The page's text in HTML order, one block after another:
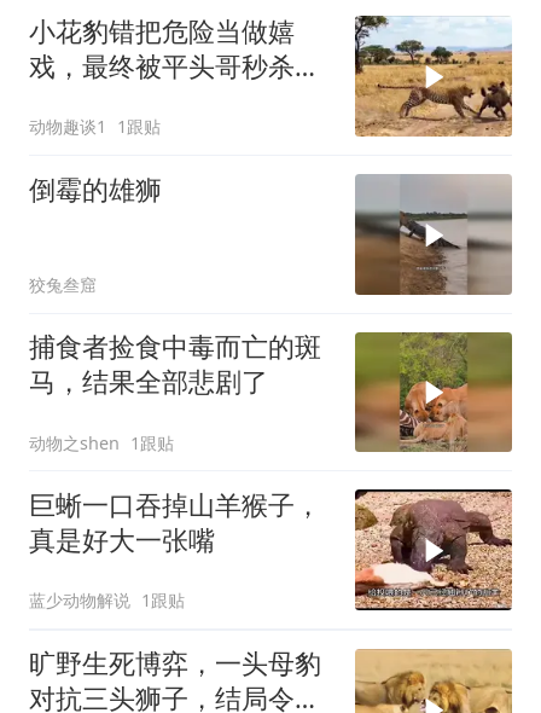
小花豹错把危险当做嬉
戏，最终被平头哥秒杀，
动物趣谈1 1跟贴
倒霉的雄狮
狡兔叁窟
捕食者捡食中毒而亡的斑
马，结果全部悲剧了
动物之shen 1跟贴
巨蜥一口吞掉山羊猴子，
真是好大一张嘴
蓝少动物解说 1跟贴
旷野生死博弈，一头母豹
对抗三头狮子，结局令人